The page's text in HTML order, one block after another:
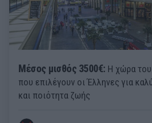
Μέσος μισθός 3500€: Η χώρα
που επιλέγουν οι Έλληνες για
και ποιότητα ζωής